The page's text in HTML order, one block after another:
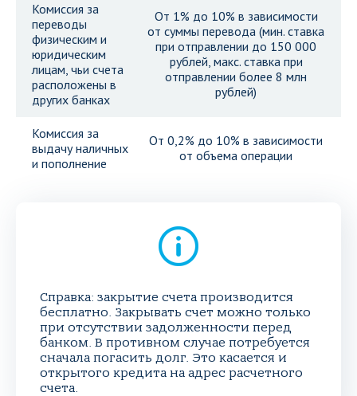
Комиссия за
переводы
физическим и
юридическим
лицам, чьи счета
расположены в
других банках
От 1% до 10% в зависимости
от суммы перевода (мин. ставка
при отправлении до 150 000
рублей, макс. ставка при
отправлении более 8 млн
рублей)
Комиссия за
выдачу наличных
и пополнение
От 0,2% до 10% в зависимости
от объема операции
Справка: закрытие счета производится
бесплатно. Закрывать счет можно только
при отсутствии задолженности перед
банком. В противном случае потребуется
сначала погасить долг. Это касается и
открытого кредита на адрес расчетного
счета.